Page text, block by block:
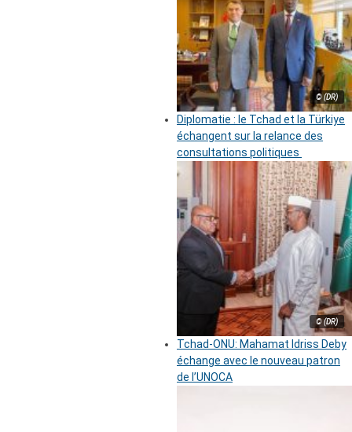
© (DR)
Diplomatie : le Tchad et la Türkiye
échangent sur la relance des
consultations politiques
© (DR)
Tchad-ONU: Mahamat Idriss Deby
échange avec le nouveau patron
de l’UNOCA